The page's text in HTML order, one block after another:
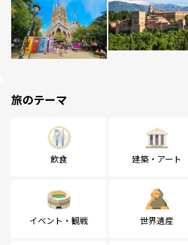
旅のテーマ
飲食 建築・アート
イベント・観戦 世界遺産